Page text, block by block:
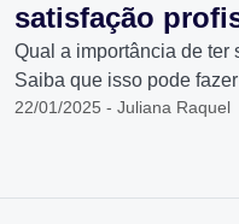
satisfação
Qual a importância de ter
Saiba que isso pode fazer
22/01/2025 - Juliana Raquel